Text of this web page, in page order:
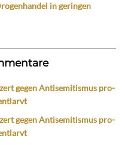
in geringen
gegen Antisemitismus pro-
gegen Antisemitismus pro-